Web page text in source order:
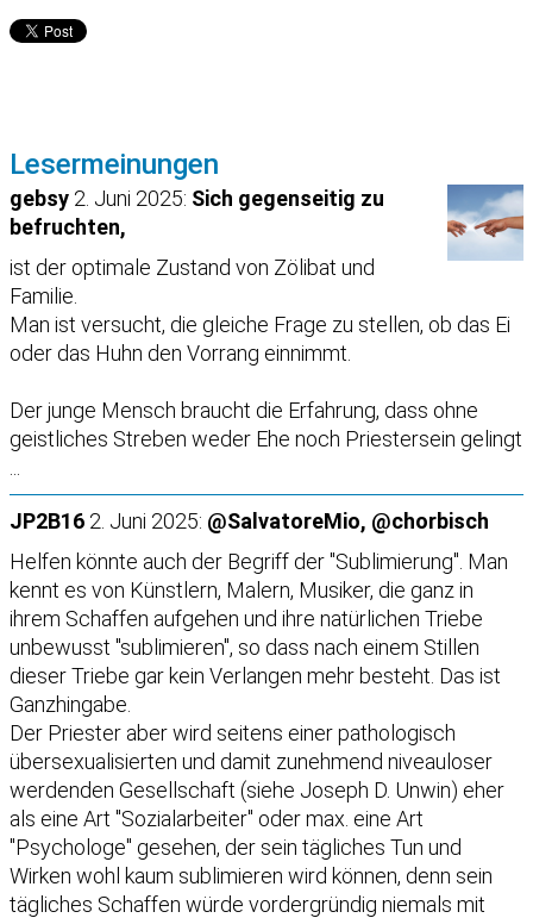
Lesermeinungen
gebsy 2. Juni 2025: Sich gegenseitig zu
befruchten,
ist der optimale Zustand von Zölibat und
Familie.
Man ist versucht, die gleiche Frage zu stellen, ob das Ei
oder das Huhn den Vorrang einnimmt.
Der junge Mensch braucht die Erfahrung, dass ohne
geistliches Streben weder Ehe noch Priestersein gelingt
JP2B16 2. Juni 2025: @SalvatoreMio, @chorbisch
Helfen könnte auch der Begriff der "Sublimierung". Man
kennt es von Künstlern, Malern, Musiker, die ganz in
ihrem Schaffen aufgehen und ihre natürlichen Triebe
unbewusst "sublimieren", so dass nach einem Stillen
dieser Triebe gar kein Verlangen mehr besteht. Das ist
Ganzhingabe.
Der Priester aber wird seitens einer pathologisch
übersexualisierten und damit zunehmend niveauloser
werdenden Gesellschaft (siehe Joseph D. Unwin) eher
als eine Art "Sozialarbeiter" oder max. eine Art
"Psychologe" gesehen, der sein tägliches Tun und
Wirken wohl kaum sublimieren wird können, denn sein
tägliches Schaffen würde vordergründig niemals mit